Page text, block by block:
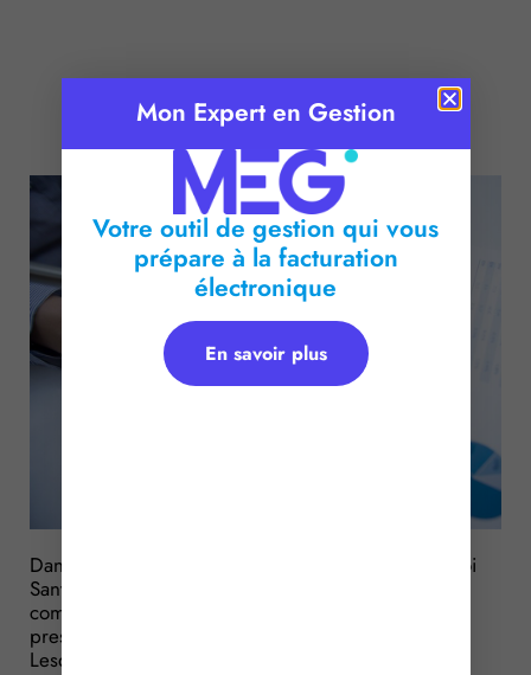
Publié le : 31 août 2016
Temps de lecture : 2 minutes
Dans un objectif de protection du nouveau-né, la Loi
Santé votée en janvier 2016 a octroyé de nouvelles
compétences en matière de vaccination et de
prescription de médicaments aux sages-femmes.
Lesquelles ?
Mon Expert en Gestion
Votre outil de gestion qui vous
prépare à la facturation
électronique
En savoir plus